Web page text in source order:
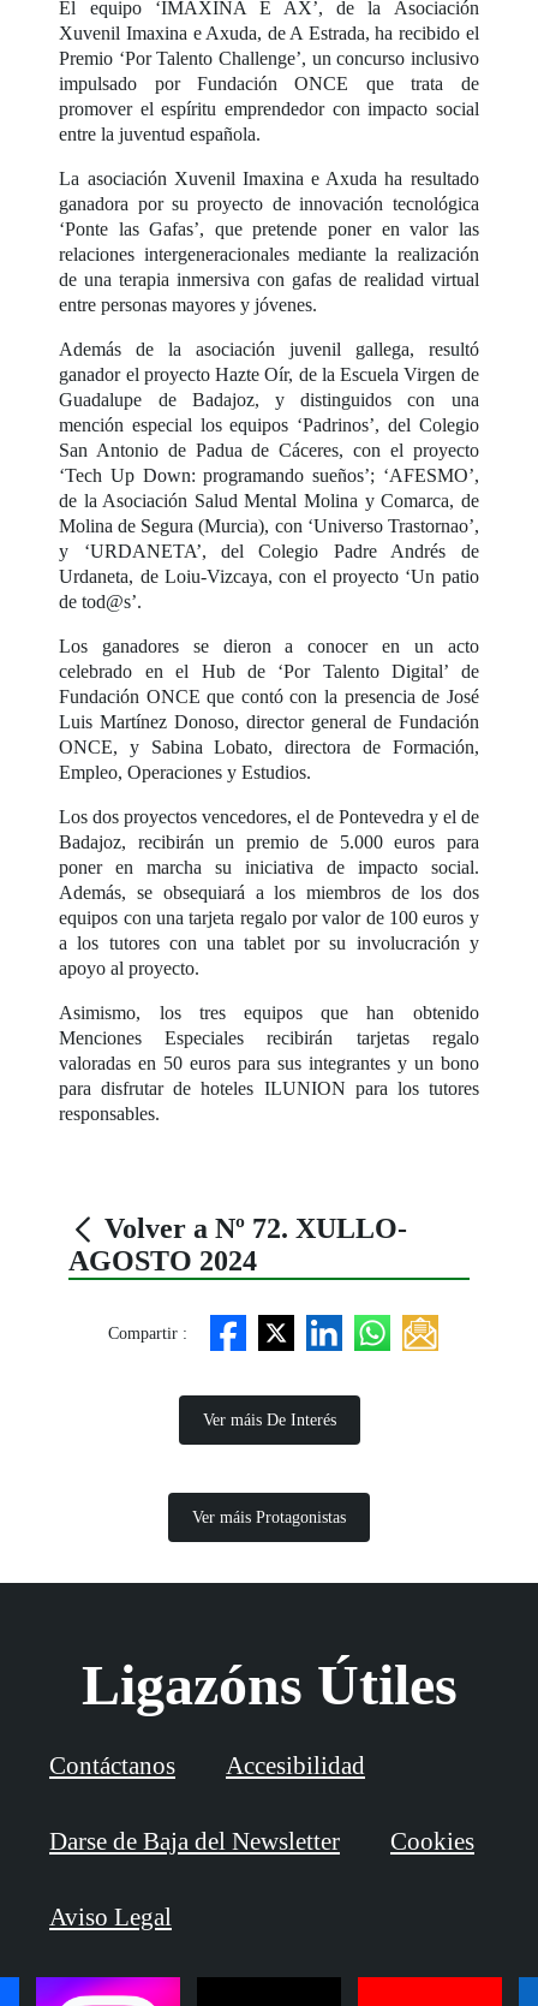
El equipo ‘IMAXINA E AX’, de la Asociación
Xuvenil Imaxina e Axuda, de A Estrada, ha recibido el
Premio ‘Por Talento Challenge’, un concurso inclusivo
impulsado por Fundación ONCE que trata de
promover el espíritu emprendedor con impacto social
entre la juventud española.
La asociación Xuvenil Imaxina e Axuda ha resultado
ganadora por su proyecto de innovación tecnológica
‘Ponte las Gafas’, que pretende poner en valor las
relaciones intergeneracionales mediante la realización
de una terapia inmersiva con gafas de realidad virtual
entre personas mayores y jóvenes.
Además de la asociación juvenil gallega, resultó
ganador el proyecto Hazte Oír, de la Escuela Virgen de
Guadalupe de Badajoz, y distinguidos con una
mención especial los equipos ‘Padrinos’, del Colegio
San Antonio de Padua de Cáceres, con el proyecto
‘Tech Up Down: programando sueños’; ‘AFESMO’,
de la Asociación Salud Mental Molina y Comarca, de
Molina de Segura (Murcia), con ‘Universo Trastornao’,
y ‘URDANETA’, del Colegio Padre Andrés de
Urdaneta, de Loiu-Vizcaya, con el proyecto ‘Un patio
de tod@s’.
Los ganadores se dieron a conocer en un acto
celebrado en el Hub de ‘Por Talento Digital’ de
Fundación ONCE que contó con la presencia de José
Luis Martínez Donoso, director general de Fundación
ONCE, y Sabina Lobato, directora de Formación,
Empleo, Operaciones y Estudios.
Los dos proyectos vencedores, el de Pontevedra y el de
Badajoz, recibirán un premio de 5.000 euros para
poner en marcha su iniciativa de impacto social.
Además, se obsequiará a los miembros de los dos
equipos con una tarjeta regalo por valor de 100 euros y
a los tutores con una tablet por su involucración y
apoyo al proyecto.
Asimismo, los tres equipos que han obtenido
Menciones Especiales recibirán tarjetas regalo
valoradas en 50 euros para sus integrantes y un bono
para disfrutar de hoteles ILUNION para los tutores
responsables.
Volver a Nº 72. XULLO-
AGOSTO 2024
Compartir :
Ver máis De Interés
Ver máis Protagonistas
Ligazóns Útiles
Contáctanos Accesibilidad
Darse de Baja del Newsletter Cookies
Aviso Legal